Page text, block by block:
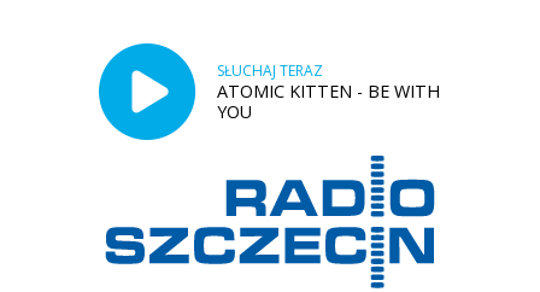
SŁUCHAJ TERAZ
ATOMIC KITTEN - BE WITH
YOU